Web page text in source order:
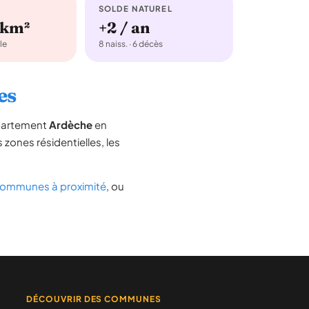
SOLDE NATUREL
+2 / an
8 naiss. · 6 décès
Ardècheen
zones résidentielles, les
à proximité, ou
DÉCOUVRIR DES COMMUNES